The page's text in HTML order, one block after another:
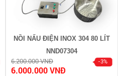
NỒI NẤU ĐIỆN INOX 304 80 LÍT
NND07304
6.200.000 VNĐ
6.000.000 VNĐ